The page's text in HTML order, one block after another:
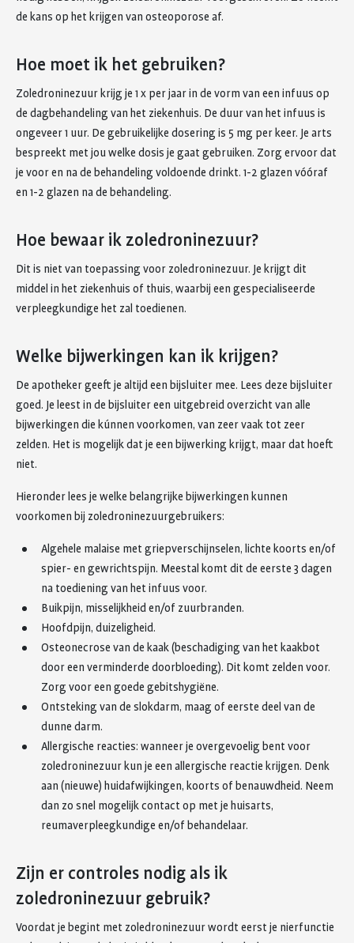
de kans op het krijgen van osteoporose af.
Hoe moet ik het gebruiken?
Zoledroninezuur krijg je 1 x per jaar in de vorm van een infuus op
de dagbehandeling van het ziekenhuis. De duur van het infuus is
ongeveer 1 uur. De gebruikelijke dosering is 5 mg per keer. Je arts
bespreekt met jou welke dosis je gaat gebruiken. Zorg ervoor dat
je voor en na de behandeling voldoende drinkt. 1-2 glazen vóóraf
en 1-2 glazen na de behandeling.
Hoe bewaar ik zoledroninezuur?
Dit is niet van toepassing voor zoledroninezuur. Je krijgt dit
middel in het ziekenhuis of thuis, waarbij een gespecialiseerde
verpleegkundige het zal toedienen.
Welke bijwerkingen kan ik krijgen?
De apotheker geeft je altijd een bijsluiter mee. Lees deze bijsluiter
goed. Je leest in de bijsluiter een uitgebreid overzicht van alle
bijwerkingen die kúnnen voorkomen, van zeer vaak tot zeer
zelden. Het is mogelijk dat je een bijwerking krijgt, maar dat hoeft
niet.
Hieronder lees je welke belangrijke bijwerkingen kunnen
voorkomen bij zoledroninezuurgebruikers:
Algehele malaise met griepverschijnselen, lichte koorts en/of
spier- en gewrichtspijn. Meestal komt dit de eerste 3 dagen
na toediening van het infuus voor.
Buikpijn, misselijkheid en/of zuurbranden.
Hoofdpijn, duizeligheid.
Osteonecrose van de kaak (beschadiging van het kaakbot
door een verminderde doorbloeding). Dit komt zelden voor.
Zorg voor een goede gebitshygiëne.
Ontsteking van de slokdarm, maag of eerste deel van de
dunne darm.
Allergische reacties: wanneer je overgevoelig bent voor
zoledroninezuur kun je een allergische reactie krijgen. Denk
aan (nieuwe) huidafwijkingen, koorts of benauwdheid. Neem
dan zo snel mogelijk contact op met je huisarts,
reumaverpleegkundige en/of behandelaar.
Zijn er controles nodig als ik
zoledroninezuur gebruik?
Voordat je begint met zoledroninezuur wordt eerst je nierfunctie